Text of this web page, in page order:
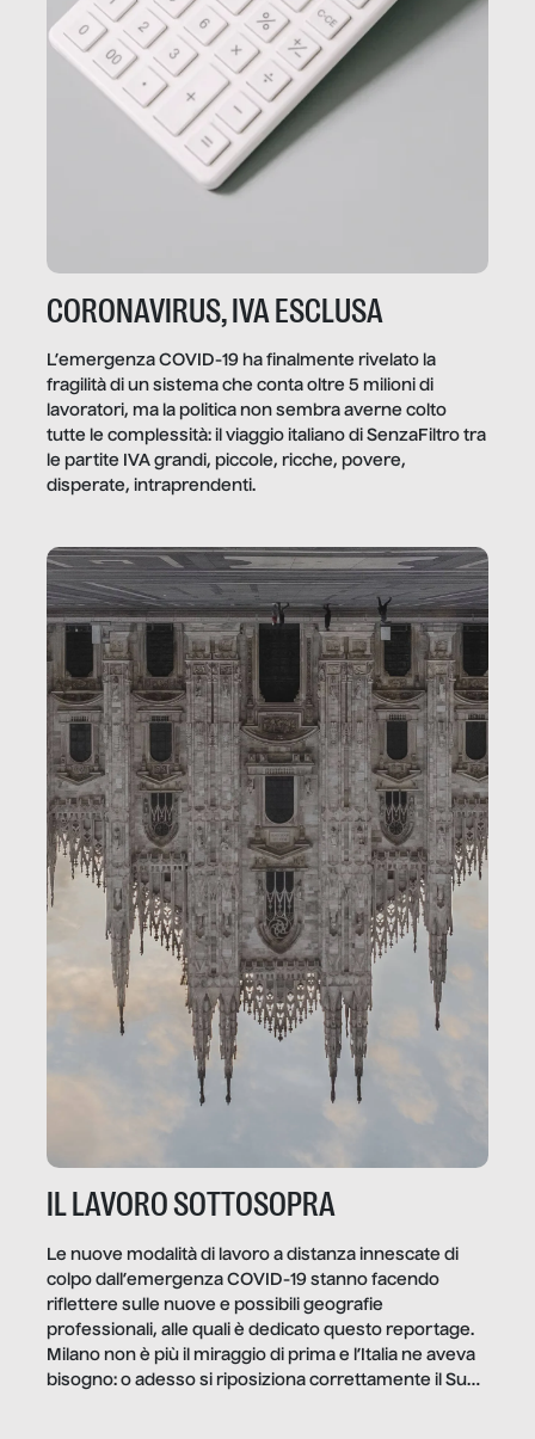
CORONAVIRUS, IVA ESCLUSA
L’emergenza COVID-19 ha finalmente rivelato la
fragilità di un sistema che conta oltre 5 milioni di
lavoratori, ma la politica non sembra averne colto
tutte le complessità: il viaggio italiano di SenzaFiltro tra
le partite IVA grandi, piccole, ricche, povere,
disperate, intraprendenti.
IL LAVORO SOTTOSOPRA
Le nuove modalità di lavoro a distanza innescate di
colpo dall’emergenza COVID-19 stanno facendo
riflettere sulle nuove e possibili geografie
professionali, alle quali è dedicato questo reportage.
Milano non è più il miraggio di prima e l’Italia ne aveva
bisogno: o adesso si riposiziona correttamente il Sud